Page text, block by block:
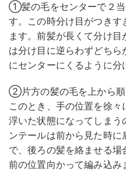
①髪の毛をセンターで２当
す。この時分け目がつき
ます。前髪が長くて分け
は分け目に逆らわずどちら
にセンターにくるように分
②片方の髪の毛を上から順
このとき、手の位置を徐
浮いた状態になってしまう
ンテールは前から見た時
で、後ろの髪を絡ませる
前の位置向かって編み込み